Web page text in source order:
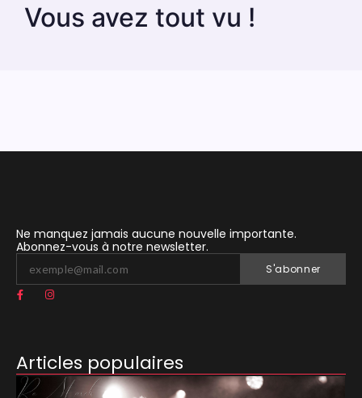
Vous avez tout vu !
Ne manquez jamais aucune nouvelle importante.
Abonnez-vous à notre newsletter.
S'abonner
Articles populaires